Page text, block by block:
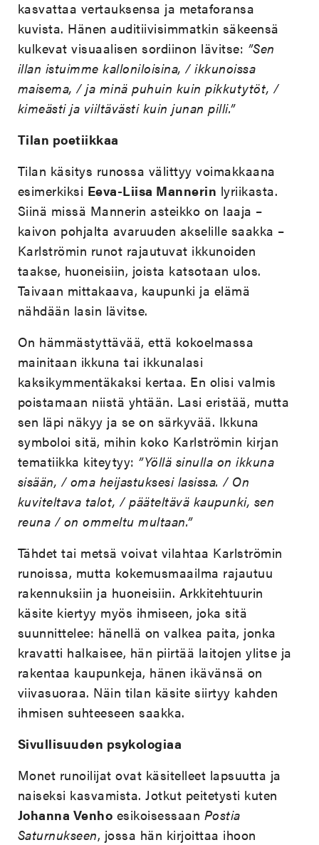
kasvattaa vertauksensa ja metaforansa
kuvista. Hänen auditiivisimmatkin säkeensä
kulkevat visuaalisen sordiinon lävitse: ”Sen
illan istuimme kalloniloisina, / ikkunoissa
maisema, / ja minä puhuin kuin pikkutytöt, /
kimeästi ja viiltävästi kuin junan pilli.”
Tilan poetiikkaa
Tilan käsitys runossa välittyy voimakkaana
esimerkiksi Eeva-Liisa Mannerin lyriikasta.
Siinä missä Mannerin asteikko on laaja –
kaivon pohjalta avaruuden akselille saakka –
Karlströmin runot rajautuvat ikkunoiden
taakse, huoneisiin, joista katsotaan ulos.
Taivaan mittakaava, kaupunki ja elämä
nähdään lasin lävitse.
On hämmästyttävää, että kokoelmassa
mainitaan ikkuna tai ikkunalasi
kaksikymmentäkaksi kertaa. En olisi valmis
poistamaan niistä yhtään. Lasi eristää, mutta
sen läpi näkyy ja se on särkyvää. Ikkuna
symboloi sitä, mihin koko Karlströmin kirjan
tematiikka kiteytyy: ”Yöllä sinulla on ikkuna
sisään, / oma heijastuksesi lasissa. / On
kuviteltava talot, / pääteltävä kaupunki, sen
reuna / on ommeltu multaan.”
Tähdet tai metsä voivat vilahtaa Karlströmin
runoissa, mutta kokemusmaailma rajautuu
rakennuksiin ja huoneisiin. Arkkitehtuurin
käsite kiertyy myös ihmiseen, joka sitä
suunnittelee: hänellä on valkea paita, jonka
kravatti halkaisee, hän piirtää laitojen ylitse ja
rakentaa kaupunkeja, hänen ikävänsä on
viivasuoraa. Näin tilan käsite siirtyy kahden
ihmisen suhteeseen saakka.
Sivullisuuden psykologiaa
Monet runoilijat ovat käsitelleet lapsuutta ja
naiseksi kasvamista. Jotkut peitetysti kuten
Johanna Venho esikoisessaan Postia
Saturnukseen, jossa hän kirjoittaa ihoon